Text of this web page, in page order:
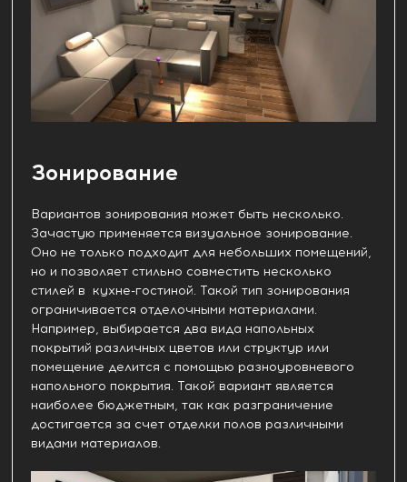
Зонирование
Вариантов зонирования может быть несколько.
Зачастую применяется визуальное зонирование.
Оно не только подходит для небольших помещений,
но и позволяет стильно совместить несколько
стилей в кухне-гостиной. Такой тип зонирования
ограничивается отделочными материалами.
Например, выбирается два вида напольных
покрытий различных цветов или структур или
помещение делится с помощью разноуровневого
напольного покрытия. Такой вариант является
наиболее бюджетным, так как разграничение
достигается за счет отделки полов различными
видами материалов.